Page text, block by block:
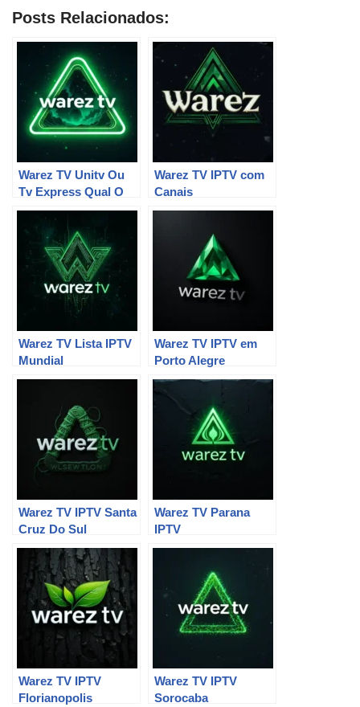
Posts Relacionados:
Warez TV Unitv Ou
Tv Express Qual O
Melhor
Warez TV IPTV com
Canais
Internacionais
Warez TV Lista IPTV
Mundial
Warez TV IPTV em
Porto Alegre
Warez TV IPTV Santa
Cruz Do Sul
Warez TV Parana
IPTV
Warez TV IPTV
Florianopolis
Warez TV IPTV
Sorocaba